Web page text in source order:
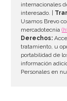
internacionales
interesado. |
Usamos Brevo
mercadotecnia
Derechos:
tratamiento, u
portabilidad de
información
Personales en